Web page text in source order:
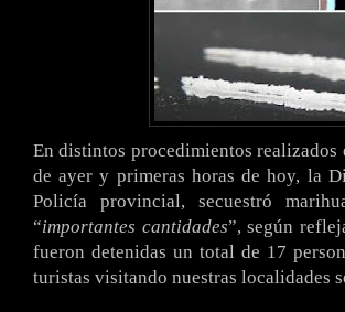
En distintos procedimientos realizados
de ayer y primeras horas de hoy, la
Policía provincial, secuestró
“importantes cantidades”, según
fueron detenidas un total de 17
turistas visitando nuestras localidades